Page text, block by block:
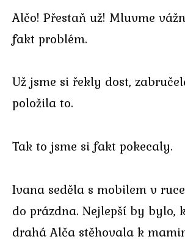
Alčo! Přestaň už! Mluvme
fakt problém.
Už jsme si řekly dost,
položila to.
Tak to jsme si fakt pokecaly.
Ivana seděla s mobilem v
do prázdna. Nejlepší by bylo,
drahá Alča stěhovala k